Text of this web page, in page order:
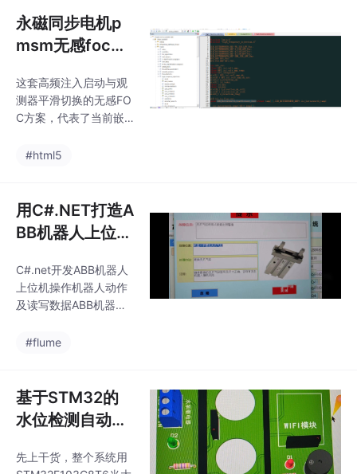
彻底重构，现在终于能
笑着
是PC/PPI电缆的传输速
率设成了187.5k，而组
态王里默认是9.6k。要
像炒菜，PLC是灶台火
候，组态王是摆盘造
型，两者配合好了才能
妙的地方在于把PLC的
永磁同步电机p
msm无感foc驱
高频注入，平滑
切入观测器高速
手写开源
这套高频注入启动与观
测器平滑切换的无感FO
C方案，代表了当前嵌
种成熟且高效的工程实
案，其清晰的架构和优
秀的可移植性，也为广
大开发者提供了一个极
台。对于追求高性能、
高可靠性和低成本的PM
SM驱动应用，此方案无
术选择。
#html5
用C#.NET打造A
BB机器人上位
数据读写全解析
C#.net开发ABB机器人
上位机操作机器人动作
及读写数据ABB机器人
数据记录，设备报警信
发。在自动化控制领
域，ABB机器人以其高
精度和稳定性备受青
用C#.NET开发ABB机器
#flume
基于STM32的
水位检测自动控
位检测、水温检
先上干货，整个系统用